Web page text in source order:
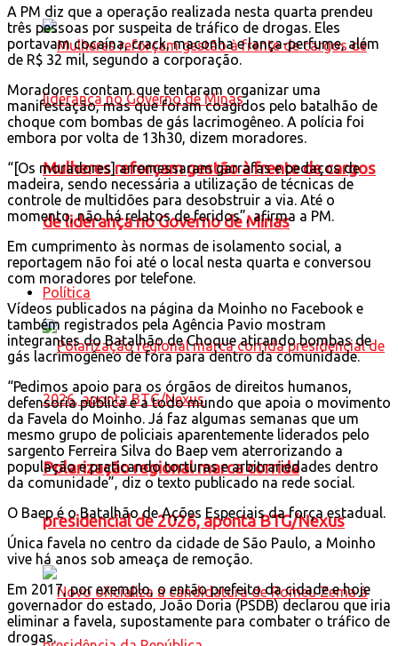
Mulheres reforçam gestão à frente de cargos
de liderança no Governo de Minas
Política
Polarização regional marca corrida
presidencial de 2026, aponta BTG/Nexus
A PM diz que a operação realizada nesta quarta prendeu
três pessoas por suspeita de tráfico de drogas. Eles
portavam cocaína, crack, maconha e lança-perfume, além
de R$ 32 mil, segundo a corporação.
Moradores contam que tentaram organizar uma
manifestação, mas que foram coagidos pelo batalhão de
choque com bombas de gás lacrimogêneo. A polícia foi
embora por volta de 13h30, dizem moradores.
“[Os moradores] arremessaram garrafas e pedaços de
madeira, sendo necessária a utilização de técnicas de
controle de multidões para desobstruir a via. Até o
momento, não há relatos de feridos”, afirma a PM.
Em cumprimento às normas de isolamento social, a
reportagem não foi até o local nesta quarta e conversou
com moradores por telefone.
Vídeos publicados na página da Moinho no Facebook e
também registrados pela Agência Pavio mostram
integrantes do Batalhão de Choque atirando bombas de
gás lacrimogêneo de fora para dentro da comunidade.
“Pedimos apoio para os órgãos de direitos humanos,
defensoria pública e a todo mundo que apoia o movimento
da Favela do Moinho. Já faz algumas semanas que um
mesmo grupo de policiais aparentemente liderados pelo
sargento Ferreira Silva do Baep vem aterrorizando a
população e praticando torturas e arbitrariedades dentro
da comunidade”, diz o texto publicado na rede social.
O Baep é o Batalhão de Ações Especiais da força estadual.
Única favela no centro da cidade de São Paulo, a Moinho
vive há anos sob ameaça de remoção.
Em 2017, por exemplo, o então prefeito da cidade e hoje
governador do estado, João Doria (PSDB) declarou que iria
eliminar a favela, supostamente para combater o tráfico de
drogas.